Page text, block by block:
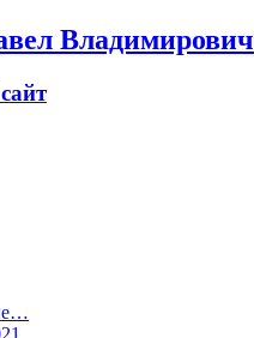
Владимирович